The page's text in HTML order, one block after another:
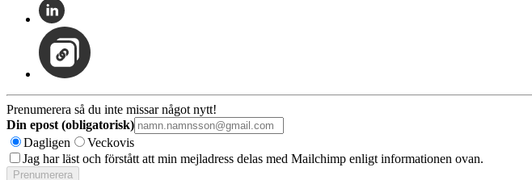
Prenumerera så du inte missar något nytt!
Din epost (obligatorisk)
Dagligen
Veckovis
Jag har läst och förstått att min mejladress delas med Mailchimp enligt informationen ovan.